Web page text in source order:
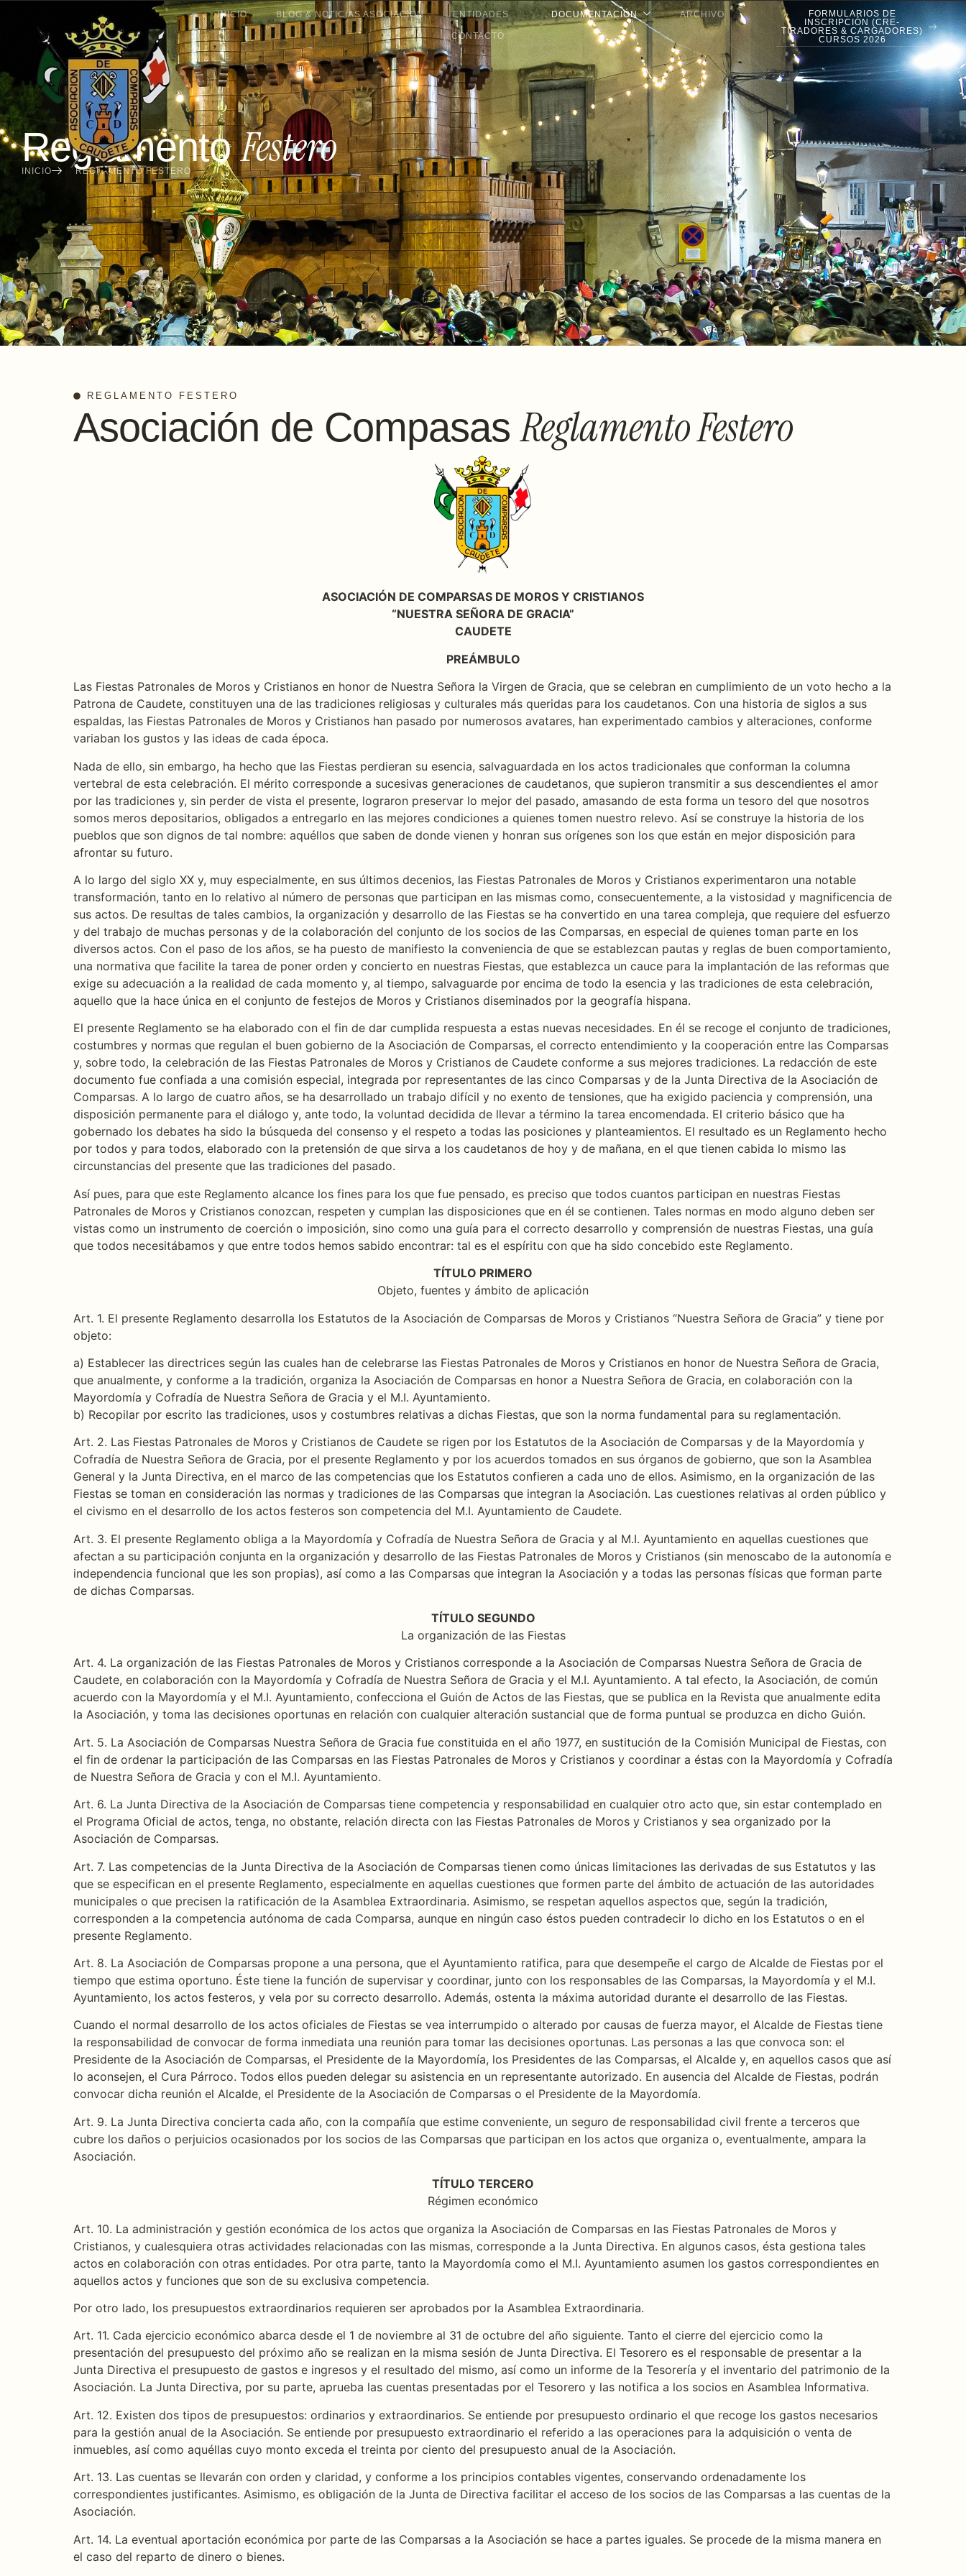
INICIO BLOG & NOTICIAS ASOCIACIÓN ENTIDADES DOCUMENTACIÓN ARCHIVO
CONTACTO
FORMULARIOS DE
INSCRIPCIÓN (CRE-
TIRADORES & CARGADORES)
CURSOS 2026
ReglamentoFestero
INICIO REGLAMENTO FESTERO
REGLAMENTO FESTERO
Asociación de CompasasReglamento Festero
ASOCIACIÓN DE COMPARSAS DE MOROS Y CRISTIANOS
“NUESTRA SEÑORA DE GRACIA”
CAUDETE
PREÁMBULO
Las Fiestas Patronales de Moros y Cristianos en honor de Nuestra Señora la Virgen de Gracia, que se celebran en cumplimiento de un voto hecho a la
Patrona de Caudete, constituyen una de las tradiciones religiosas y culturales más queridas para los caudetanos. Con una historia de siglos a sus
espaldas, las Fiestas Patronales de Moros y Cristianos han pasado por numerosos avatares, han experimentado cambios y alteraciones, conforme
variaban los gustos y las ideas de cada época.
Nada de ello, sin embargo, ha hecho que las Fiestas perdieran su esencia, salvaguardada en los actos tradicionales que conforman la columna
vertebral de esta celebración. El mérito corresponde a sucesivas generaciones de caudetanos, que supieron transmitir a sus descendientes el amor
por las tradiciones y, sin perder de vista el presente, lograron preservar lo mejor del pasado, amasando de esta forma un tesoro del que nosotros
somos meros depositarios, obligados a entregarlo en las mejores condiciones a quienes tomen nuestro relevo. Así se construye la historia de los
pueblos que son dignos de tal nombre: aquéllos que saben de donde vienen y honran sus orígenes son los que están en mejor disposición para
afrontar su futuro.
A lo largo del siglo XX y, muy especialmente, en sus últimos decenios, las Fiestas Patronales de Moros y Cristianos experimentaron una notable
transformación, tanto en lo relativo al número de personas que participan en las mismas como, consecuentemente, a la vistosidad y magnificencia de
sus actos. De resultas de tales cambios, la organización y desarrollo de las Fiestas se ha convertido en una tarea compleja, que requiere del esfuerzo
y del trabajo de muchas personas y de la colaboración del conjunto de los socios de las Comparsas, en especial de quienes toman parte en los
diversos actos. Con el paso de los años, se ha puesto de manifiesto la conveniencia de que se establezcan pautas y reglas de buen comportamiento,
una normativa que facilite la tarea de poner orden y concierto en nuestras Fiestas, que establezca un cauce para la implantación de las reformas que
exige su adecuación a la realidad de cada momento y, al tiempo, salvaguarde por encima de todo la esencia y las tradiciones de esta celebración,
aquello que la hace única en el conjunto de festejos de Moros y Cristianos diseminados por la geografía hispana.
El presente Reglamento se ha elaborado con el fin de dar cumplida respuesta a estas nuevas necesidades. En él se recoge el conjunto de tradiciones,
costumbres y normas que regulan el buen gobierno de la Asociación de Comparsas, el correcto entendimiento y la cooperación entre las Comparsas
y, sobre todo, la celebración de las Fiestas Patronales de Moros y Cristianos de Caudete conforme a sus mejores tradiciones. La redacción de este
documento fue confiada a una comisión especial, integrada por representantes de las cinco Comparsas y de la Junta Directiva de la Asociación de
Comparsas. A lo largo de cuatro años, se ha desarrollado un trabajo difícil y no exento de tensiones, que ha exigido paciencia y comprensión, una
disposición permanente para el diálogo y, ante todo, la voluntad decidida de llevar a término la tarea encomendada. El criterio básico que ha
gobernado los debates ha sido la búsqueda del consenso y el respeto a todas las posiciones y planteamientos. El resultado es un Reglamento hecho
por todos y para todos, elaborado con la pretensión de que sirva a los caudetanos de hoy y de mañana, en el que tienen cabida lo mismo las
circunstancias del presente que las tradiciones del pasado.
Así pues, para que este Reglamento alcance los fines para los que fue pensado, es preciso que todos cuantos participan en nuestras Fiestas
Patronales de Moros y Cristianos conozcan, respeten y cumplan las disposiciones que en él se contienen. Tales normas en modo alguno deben ser
vistas como un instrumento de coerción o imposición, sino como una guía para el correcto desarrollo y comprensión de nuestras Fiestas, una guía
que todos necesitábamos y que entre todos hemos sabido encontrar: tal es el espíritu con que ha sido concebido este Reglamento.
TÍTULO PRIMERO
Objeto, fuentes y ámbito de aplicación
Art. 1. El presente Reglamento desarrolla los Estatutos de la Asociación de Comparsas de Moros y Cristianos “Nuestra Señora de Gracia” y tiene por
objeto:
a) Establecer las directrices según las cuales han de celebrarse las Fiestas Patronales de Moros y Cristianos en honor de Nuestra Señora de Gracia,
que anualmente, y conforme a la tradición, organiza la Asociación de Comparsas en honor a Nuestra Señora de Gracia, en colaboración con la
Mayordomía y Cofradía de Nuestra Señora de Gracia y el M.I. Ayuntamiento.
b) Recopilar por escrito las tradiciones, usos y costumbres relativas a dichas Fiestas, que son la norma fundamental para su reglamentación.
Art. 2. Las Fiestas Patronales de Moros y Cristianos de Caudete se rigen por los Estatutos de la Asociación de Comparsas y de la Mayordomía y
Cofradía de Nuestra Señora de Gracia, por el presente Reglamento y por los acuerdos tomados en sus órganos de gobierno, que son la Asamblea
General y la Junta Directiva, en el marco de las competencias que los Estatutos confieren a cada uno de ellos. Asimismo, en la organización de las
Fiestas se toman en consideración las normas y tradiciones de las Comparsas que integran la Asociación. Las cuestiones relativas al orden público y
el civismo en el desarrollo de los actos festeros son competencia del M.I. Ayuntamiento de Caudete.
Art. 3. El presente Reglamento obliga a la Mayordomía y Cofradía de Nuestra Señora de Gracia y al M.I. Ayuntamiento en aquellas cuestiones que
afectan a su participación conjunta en la organización y desarrollo de las Fiestas Patronales de Moros y Cristianos (sin menoscabo de la autonomía e
independencia funcional que les son propias), así como a las Comparsas que integran la Asociación y a todas las personas físicas que forman parte
de dichas Comparsas.
TÍTULO SEGUNDO
La organización de las Fiestas
Art. 4. La organización de las Fiestas Patronales de Moros y Cristianos corresponde a la Asociación de Comparsas Nuestra Señora de Gracia de
Caudete, en colaboración con la Mayordomía y Cofradía de Nuestra Señora de Gracia y el M.I. Ayuntamiento. A tal efecto, la Asociación, de común
acuerdo con la Mayordomía y el M.I. Ayuntamiento, confecciona el Guión de Actos de las Fiestas, que se publica en la Revista que anualmente edita
la Asociación, y toma las decisiones oportunas en relación con cualquier alteración sustancial que de forma puntual se produzca en dicho Guión.
Art. 5. La Asociación de Comparsas Nuestra Señora de Gracia fue constituida en el año 1977, en sustitución de la Comisión Municipal de Fiestas, con
el fin de ordenar la participación de las Comparsas en las Fiestas Patronales de Moros y Cristianos y coordinar a éstas con la Mayordomía y Cofradía
de Nuestra Señora de Gracia y con el M.I. Ayuntamiento.
Art. 6. La Junta Directiva de la Asociación de Comparsas tiene competencia y responsabilidad en cualquier otro acto que, sin estar contemplado en
el Programa Oficial de actos, tenga, no obstante, relación directa con las Fiestas Patronales de Moros y Cristianos y sea organizado por la
Asociación de Comparsas.
Art. 7. Las competencias de la Junta Directiva de la Asociación de Comparsas tienen como únicas limitaciones las derivadas de sus Estatutos y las
que se especifican en el presente Reglamento, especialmente en aquellas cuestiones que formen parte del ámbito de actuación de las autoridades
municipales o que precisen la ratificación de la Asamblea Extraordinaria. Asimismo, se respetan aquellos aspectos que, según la tradición,
corresponden a la competencia autónoma de cada Comparsa, aunque en ningún caso éstos pueden contradecir lo dicho en los Estatutos o en el
presente Reglamento.
Art. 8. La Asociación de Comparsas propone a una persona, que el Ayuntamiento ratifica, para que desempeñe el cargo de Alcalde de Fiestas por el
tiempo que estima oportuno. Éste tiene la función de supervisar y coordinar, junto con los responsables de las Comparsas, la Mayordomía y el M.I.
Ayuntamiento, los actos festeros, y vela por su correcto desarrollo. Además, ostenta la máxima autoridad durante el desarrollo de las Fiestas.
Cuando el normal desarrollo de los actos oficiales de Fiestas se vea interrumpido o alterado por causas de fuerza mayor, el Alcalde de Fiestas tiene
la responsabilidad de convocar de forma inmediata una reunión para tomar las decisiones oportunas. Las personas a las que convoca son: el
Presidente de la Asociación de Comparsas, el Presidente de la Mayordomía, los Presidentes de las Comparsas, el Alcalde y, en aquellos casos que así
lo aconsejen, el Cura Párroco. Todos ellos pueden delegar su asistencia en un representante autorizado. En ausencia del Alcalde de Fiestas, podrán
convocar dicha reunión el Alcalde, el Presidente de la Asociación de Comparsas o el Presidente de la Mayordomía.
Art. 9. La Junta Directiva concierta cada año, con la compañía que estime conveniente, un seguro de responsabilidad civil frente a terceros que
cubre los daños o perjuicios ocasionados por los socios de las Comparsas que participan en los actos que organiza o, eventualmente, ampara la
Asociación.
TÍTULO TERCERO
Régimen económico
Art. 10. La administración y gestión económica de los actos que organiza la Asociación de Comparsas en las Fiestas Patronales de Moros y
Cristianos, y cualesquiera otras actividades relacionadas con las mismas, corresponde a la Junta Directiva. En algunos casos, ésta gestiona tales
actos en colaboración con otras entidades. Por otra parte, tanto la Mayordomía como el M.I. Ayuntamiento asumen los gastos correspondientes en
aquellos actos y funciones que son de su exclusiva competencia.
Por otro lado, los presupuestos extraordinarios requieren ser aprobados por la Asamblea Extraordinaria.
Art. 11. Cada ejercicio económico abarca desde el 1 de noviembre al 31 de octubre del año siguiente. Tanto el cierre del ejercicio como la
presentación del presupuesto del próximo año se realizan en la misma sesión de Junta Directiva. El Tesorero es el responsable de presentar a la
Junta Directiva el presupuesto de gastos e ingresos y el resultado del mismo, así como un informe de la Tesorería y el inventario del patrimonio de la
Asociación. La Junta Directiva, por su parte, aprueba las cuentas presentadas por el Tesorero y las notifica a los socios en Asamblea Informativa.
Art. 12. Existen dos tipos de presupuestos: ordinarios y extraordinarios. Se entiende por presupuesto ordinario el que recoge los gastos necesarios
para la gestión anual de la Asociación. Se entiende por presupuesto extraordinario el referido a las operaciones para la adquisición o venta de
inmuebles, así como aquéllas cuyo monto exceda el treinta por ciento del presupuesto anual de la Asociación.
Art. 13. Las cuentas se llevarán con orden y claridad, y conforme a los principios contables vigentes, conservando ordenadamente los
correspondientes justificantes. Asimismo, es obligación de la Junta de Directiva facilitar el acceso de los socios de las Comparsas a las cuentas de la
Asociación.
Art. 14. La eventual aportación económica por parte de las Comparsas a la Asociación se hace a partes iguales. Se procede de la misma manera en
el caso del reparto de dinero o bienes.